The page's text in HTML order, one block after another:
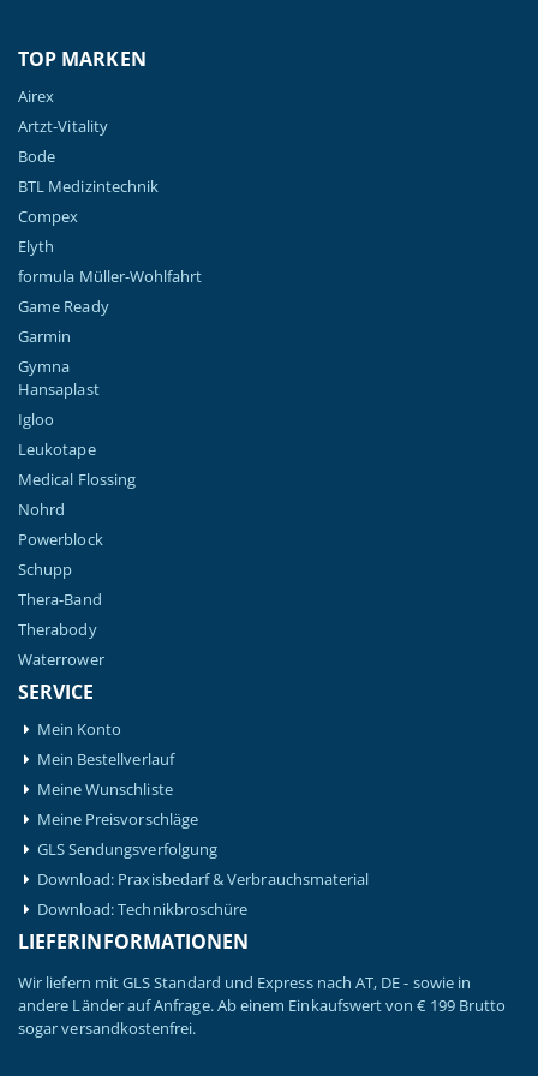
TOP MARKEN
Airex
Artzt-Vitality
Bode
BTL Medizintechnik
Compex
Elyth
formula Müller-Wohlfahrt
Game Ready
Garmin
Gymna
Hansaplast
Igloo
Leukotape
Medical Flossing
Nohrd
Powerblock
Schupp
Thera-Band
Therabody
Waterrower
SERVICE
Mein Konto
Mein Bestellverlauf
Meine Wunschliste
Meine Preisvorschläge
GLS Sendungsverfolgung
Download: Praxisbedarf & Verbrauchsmaterial
Download: Technikbroschüre
LIEFERINFORMATIONEN
Wir liefern mit GLS Standard und Express nach AT, DE - sowie in
andere Länder auf Anfrage. Ab einem Einkaufswert von € 199 Brutto
sogar versandkostenfrei.